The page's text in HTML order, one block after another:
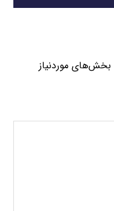
بخش‌های موردنیاز